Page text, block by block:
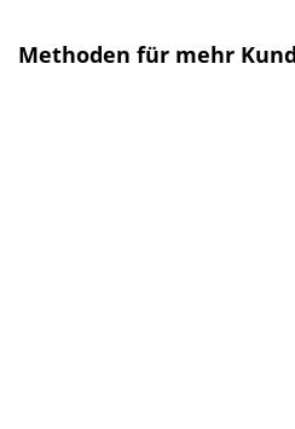
Metho­den für mehr